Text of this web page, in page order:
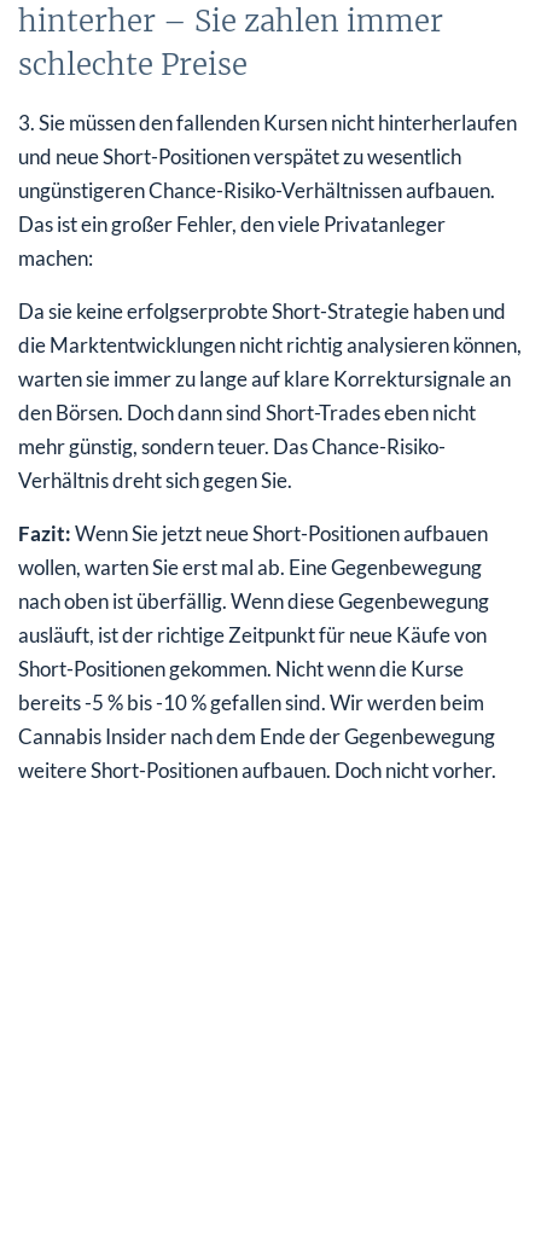
hinterher – Sie zahlen immer
schlechte Preise
3. Sie müssen den fallenden Kursen nicht hinterherlaufen
und neue Short-Positionen verspätet zu wesentlich
ungünstigeren Chance-Risiko-Verhältnissen aufbauen.
Das ist ein großer Fehler, den viele Privatanleger
machen:
Da sie keine erfolgserprobte Short-Strategie haben und
die Marktentwicklungen nicht richtig analysieren können,
warten sie immer zu lange auf klare Korrektursignale an
den Börsen. Doch dann sind Short-Trades eben nicht
mehr günstig, sondern teuer. Das Chance-Risiko-
Verhältnis dreht sich gegen Sie.
Fazit:Wenn Sie jetzt neue Short-Positionen aufbauen
wollen, warten Sie erst mal ab. Eine Gegenbewegung
nach oben ist überfällig. Wenn diese Gegenbewegung
ausläuft, ist der richtige Zeitpunkt für neue Käufe von
Short-Positionen gekommen. Nicht wenn die Kurse
bereits -5 % bis -10 % gefallen sind. Wir werden beim
Cannabis Insider nach dem Ende der Gegenbewegung
weitere Short-Positionen aufbauen. Doch nicht vorher.